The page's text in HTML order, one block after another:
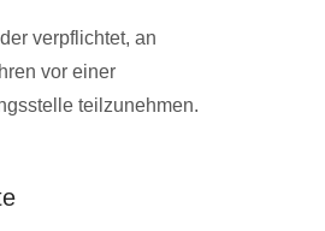
verpflichtet, an
vor einer
teilzunehmen.